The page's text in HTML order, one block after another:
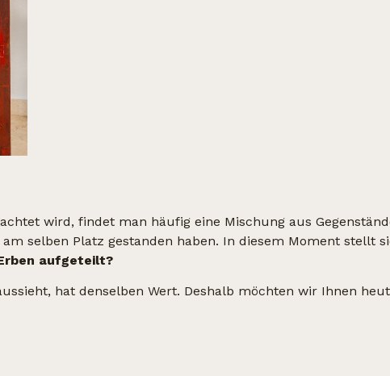
wird, findet man häufig eine Mischung aus
selben Platz gestanden haben. In diesem Moment stellt
aufgeteilt?
hat denselben Wert. Deshalb möchten wir Ihnen